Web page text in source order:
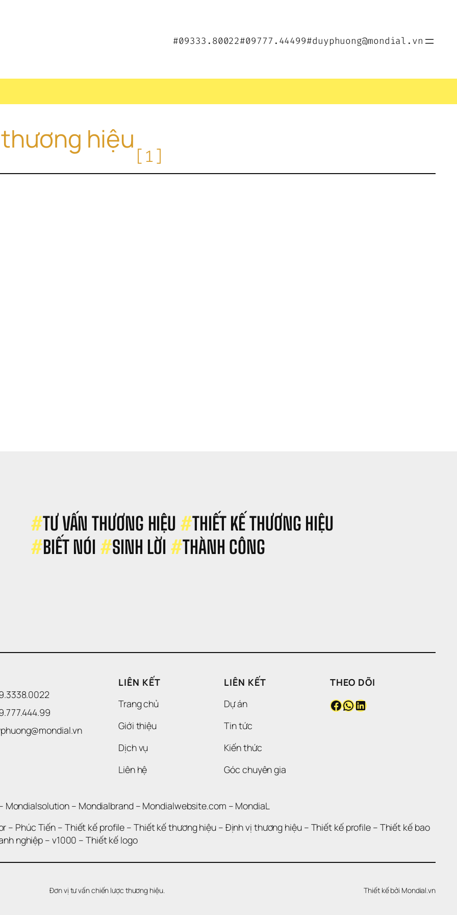
#09333.80022#09777.44499#duyphuong@mondial.vn
hiệu
[1]
#TƯ VẤN THƯƠNG HIỆU #THIẾT KẾ THƯƠNG HIỆU
#BIẾT NÓI #SINH LỜI #THÀNH CÔNG
LIÊN KẾT
Trang chủ
Giới thiệu
Dịch vụ
Liên hệ
LIÊN KẾT
Dự án
Tin tức
Kiến thức
Góc chuyên gia
THEO DÕI
Facebook WhatsApp LinkedIn
Mondialsolution – Mondialbrand – Mondialwebsite.com – MondiaL
– Phúc Tiến – Thiết kế profile – Thiết kế thương hiệu – Định vị thương hiệu – Thiết kế profile – Thiết kế bao
nghiệp – v1000 – Thiết kế logo
Đơn vị tư vấn chiến lược thương hiệu. Thiết kế bởi Mondial.vn